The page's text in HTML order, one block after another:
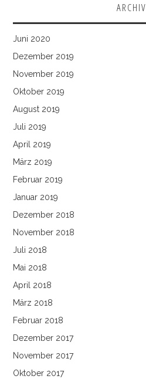
ARCHIV
Juni 2020
Dezember 2019
November 2019
Oktober 2019
August 2019
Juli 2019
April 2019
März 2019
Februar 2019
Januar 2019
Dezember 2018
November 2018
Juli 2018
Mai 2018
April 2018
März 2018
Februar 2018
Dezember 2017
November 2017
Oktober 2017